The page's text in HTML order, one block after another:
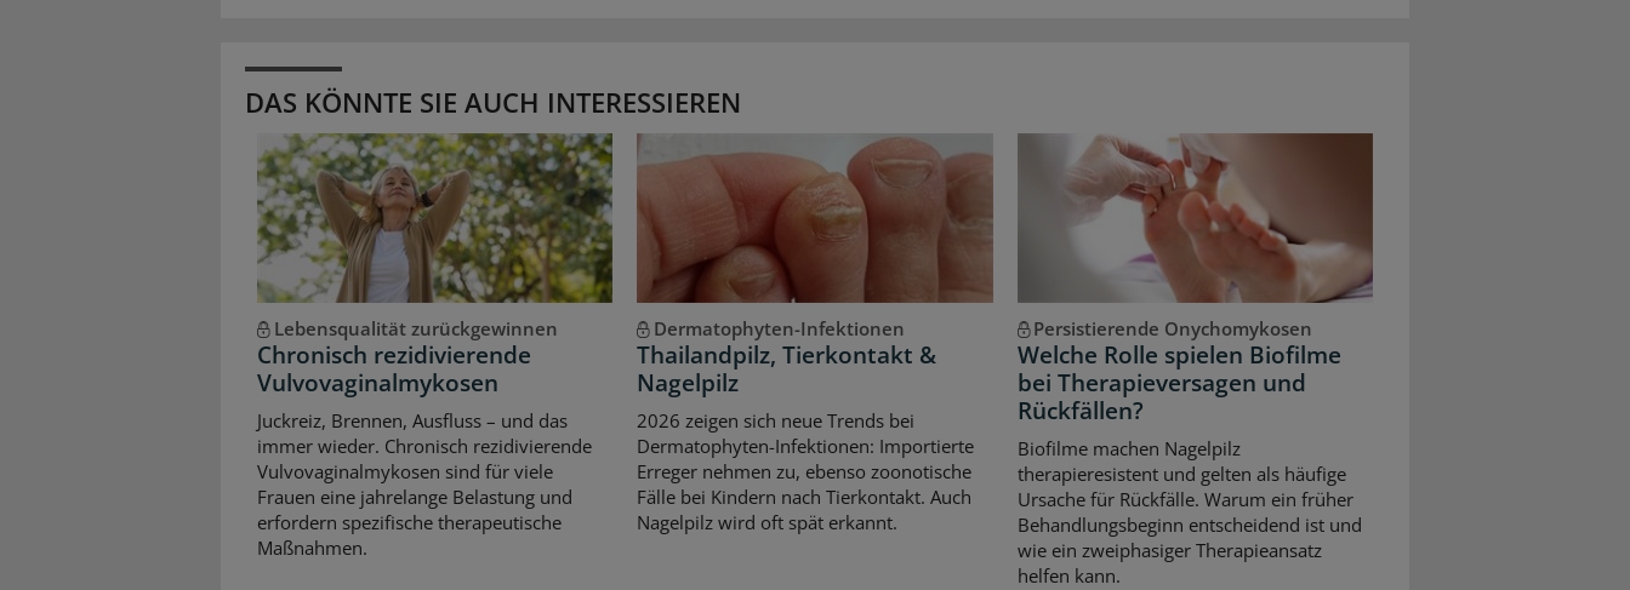
DAS KÖNNTE SIE AUCH INTERESSIEREN
Lebensqualität zurückgewinnen
Chronisch rezidivierende
Vulvovaginalmykosen
Juckreiz, Brennen, Ausfluss – und das
immer wieder. Chronisch rezidivierende
Vulvovaginalmykosen sind für viele
Frauen eine jahrelange Belastung und
erfordern spezifische therapeutische
Maßnahmen.
Dermatophyten-Infektionen
Thailandpilz, Tierkontakt &
Nagelpilz
2026 zeigen sich neue Trends bei
Dermatophyten-Infektionen: Importierte
Erreger nehmen zu, ebenso zoonotische
Fälle bei Kindern nach Tierkontakt. Auch
Nagelpilz wird oft spät erkannt.
Persistierende Onychomykosen
Welche Rolle spielen Biofilme
bei Therapieversagen und
Rückfällen?
Biofilme machen Nagelpilz
therapieresistent und gelten als häufige
Ursache für Rückfälle. Warum ein früher
Behandlungsbeginn entscheidend ist und
wie ein zweiphasiger Therapieansatz
helfen kann.